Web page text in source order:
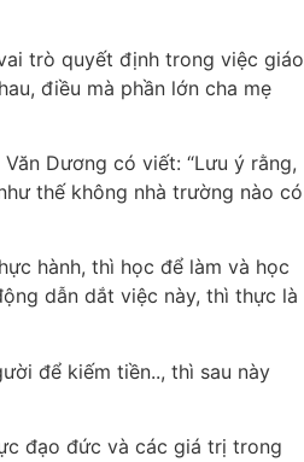
trò quyết định trong việc giáo
điều mà phần lớn cha mẹ
Dương có viết: “Lưu ý rằng,
thế không nhà trường nào có
hành, thì học để làm và học
dẫn dắt việc này, thì thực là
để kiếm tiền.., thì sau này
đạo đức và các giá trị trong